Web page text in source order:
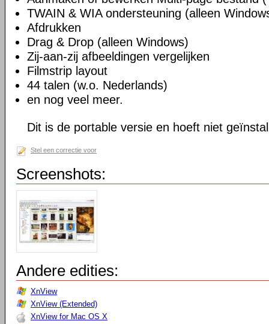
TWAIN & WIA ondersteuning (alleen
Afdrukken
Drag & Drop (alleen Windows)
Zij-aan-zij afbeeldingen vergelijken
Filmstrip layout
44 talen (w.o. Nederlands)
en nog veel meer.
Dit is de portable versie en hoeft niet
Stel een correctie voor
Screenshots:
Andere edities:
XnView
XnView (Extended)
XnView for Mac OS X